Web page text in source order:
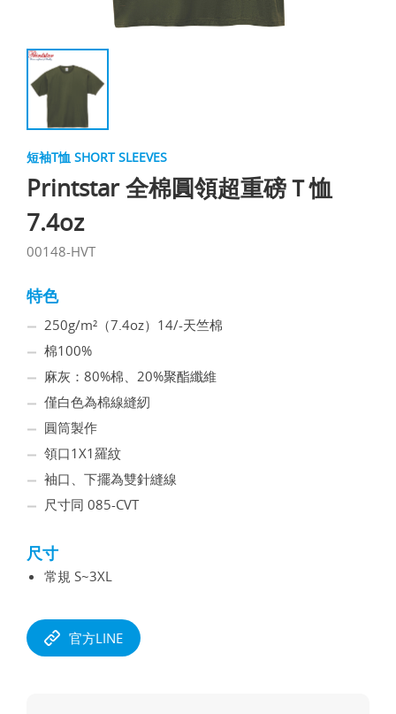
短袖T恤 SHORT SLEEVES
Printstar 全棉圓領超重磅Ｔ恤
7.4oz
00148-HVT
特色
250g/m²（7.4oz）14/-天竺棉
棉100%
麻灰：80%棉、20%聚酯纖維
僅白色為棉線縫紉
圓筒製作
領口1X1羅紋
袖口、下擺為雙針縫線
尺寸同 085-CVT
尺寸
常規 S~3XL
官方LINE